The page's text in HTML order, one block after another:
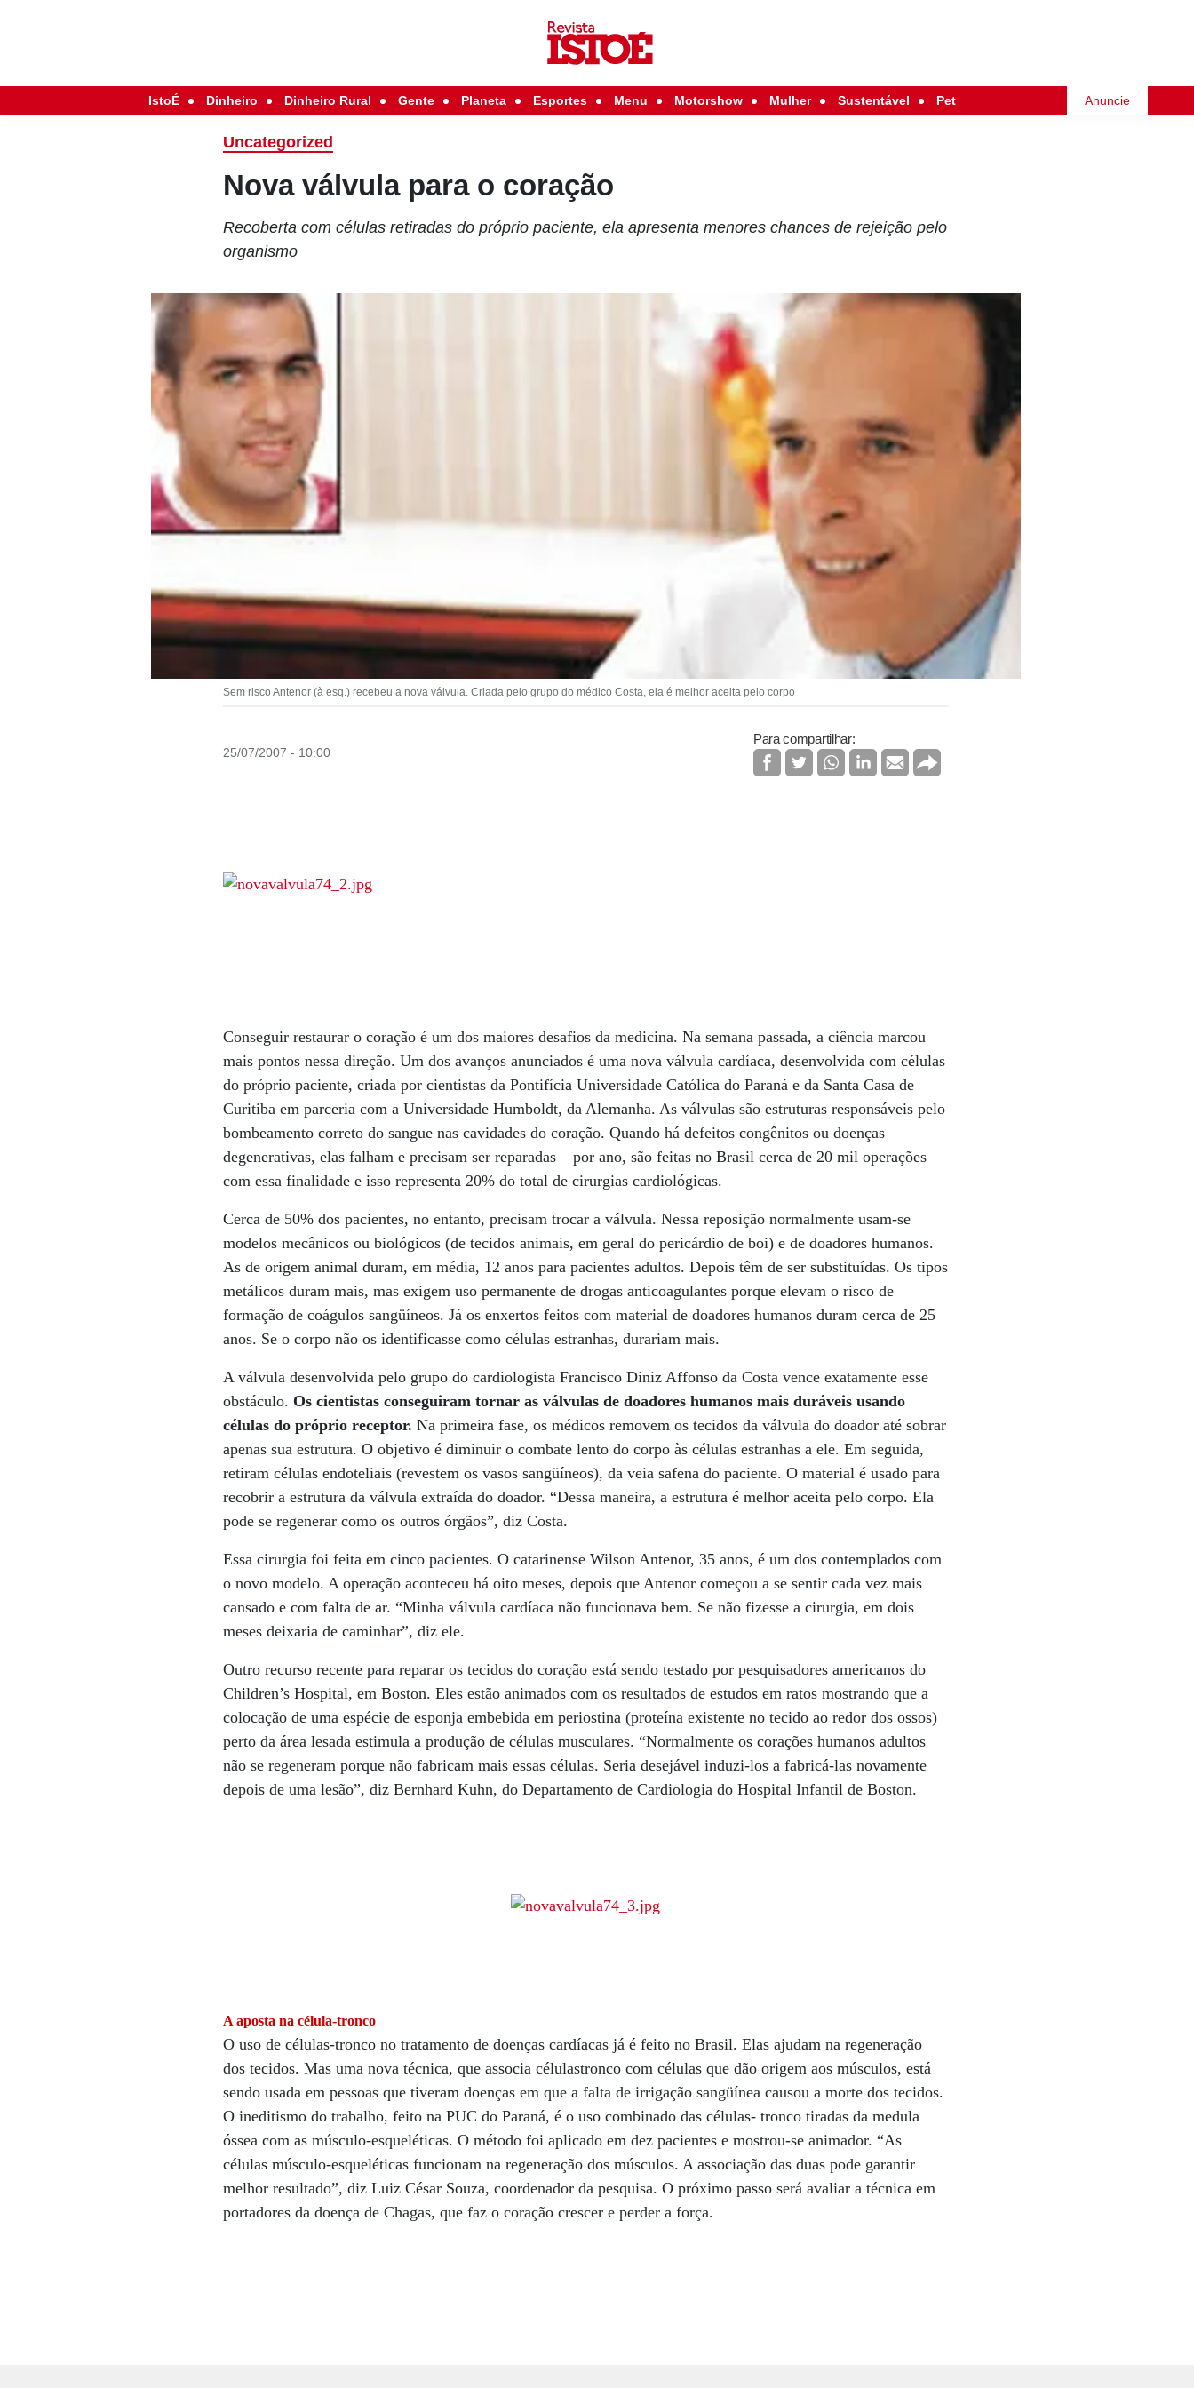
IstoÉ Dinheiro Dinheiro Rural Gente Planeta Esportes Menu Motorshow Mulher Sustentável Pet Anuncie
Uncategorized
Nova válvula para o coração
Recoberta com células retiradas do próprio paciente, ela apresenta menores chances de rejeição pelo
organismo
Sem risco Antenor (à esq.) recebeu a nova válvula. Criada pelo grupo do médico Costa, ela é melhor aceita pelo corpo
25/07/2007 - 10:00
Para compartilhar:
Conseguir restaurar o coração é um dos maiores desafios da medicina. Na semana passada, a ciência marcou
mais pontos nessa direção. Um dos avanços anunciados é uma nova válvula cardíaca, desenvolvida com células
do próprio paciente, criada por cientistas da Pontifícia Universidade Católica do Paraná e da Santa Casa de
Curitiba em parceria com a Universidade Humboldt, da Alemanha. As válvulas são estruturas responsáveis pelo
bombeamento correto do sangue nas cavidades do coração. Quando há defeitos congênitos ou doenças
degenerativas, elas falham e precisam ser reparadas – por ano, são feitas no Brasil cerca de 20 mil operações
com essa finalidade e isso representa 20% do total de cirurgias cardiológicas.
Cerca de 50% dos pacientes, no entanto, precisam trocar a válvula. Nessa reposição normalmente usam-se
modelos mecânicos ou biológicos (de tecidos animais, em geral do pericárdio de boi) e de doadores humanos.
As de origem animal duram, em média, 12 anos para pacientes adultos. Depois têm de ser substituídas. Os tipos
metálicos duram mais, mas exigem uso permanente de drogas anticoagulantes porque elevam o risco de
formação de coágulos sangüíneos. Já os enxertos feitos com material de doadores humanos duram cerca de 25
anos. Se o corpo não os identificasse como células estranhas, durariam mais.
A válvula desenvolvida pelo grupo do cardiologista Francisco Diniz Affonso da Costa vence exatamente esse
obstáculo. Os cientistas conseguiram tornar as válvulas de doadores humanos mais duráveis usando
células do próprio receptor. Na primeira fase, os médicos removem os tecidos da válvula do doador até sobrar
apenas sua estrutura. O objetivo é diminuir o combate lento do corpo às células estranhas a ele. Em seguida,
retiram células endoteliais (revestem os vasos sangüíneos), da veia safena do paciente. O material é usado para
recobrir a estrutura da válvula extraída do doador. “Dessa maneira, a estrutura é melhor aceita pelo corpo. Ela
pode se regenerar como os outros órgãos”, diz Costa.
Essa cirurgia foi feita em cinco pacientes. O catarinense Wilson Antenor, 35 anos, é um dos contemplados com
o novo modelo. A operação aconteceu há oito meses, depois que Antenor começou a se sentir cada vez mais
cansado e com falta de ar. “Minha válvula cardíaca não funcionava bem. Se não fizesse a cirurgia, em dois
meses deixaria de caminhar”, diz ele.
Outro recurso recente para reparar os tecidos do coração está sendo testado por pesquisadores americanos do
Children’s Hospital, em Boston. Eles estão animados com os resultados de estudos em ratos mostrando que a
colocação de uma espécie de esponja embebida em periostina (proteína existente no tecido ao redor dos ossos)
perto da área lesada estimula a produção de células musculares. “Normalmente os corações humanos adultos
não se regeneram porque não fabricam mais essas células. Seria desejável induzi-los a fabricá-las novamente
depois de uma lesão”, diz Bernhard Kuhn, do Departamento de Cardiologia do Hospital Infantil de Boston.
A aposta na célula-tronco
O uso de células-tronco no tratamento de doenças cardíacas já é feito no Brasil. Elas ajudam na regeneração
dos tecidos. Mas uma nova técnica, que associa célulastronco com células que dão origem aos músculos, está
sendo usada em pessoas que tiveram doenças em que a falta de irrigação sangüínea causou a morte dos tecidos.
O ineditismo do trabalho, feito na PUC do Paraná, é o uso combinado das células- tronco tiradas da medula
óssea com as músculo-esqueléticas. O método foi aplicado em dez pacientes e mostrou-se animador. “As
células músculo-esqueléticas funcionam na regeneração dos músculos. A associação das duas pode garantir
melhor resultado”, diz Luiz César Souza, coordenador da pesquisa. O próximo passo será avaliar a técnica em
portadores da doença de Chagas, que faz o coração crescer e perder a força.